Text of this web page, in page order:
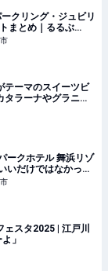
クリング・ジュビリ
まとめ｜るるぶ
テーマのスイーツビ
タラーナやグラニー
ークホテル 舞浜リゾ
いだけではなかっ
スタ2025 | 江戸川
」